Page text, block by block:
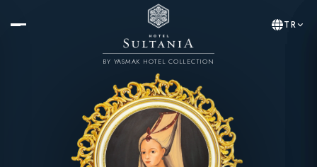
BY YASMAK HOTEL COLLECTION
TR